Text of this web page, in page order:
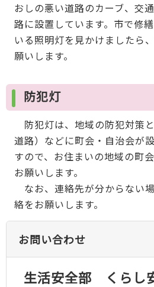
おしの悪い道路のカーブ、交
路に設置しています。市で修
いる照明灯を見かけましたら
願いします。
防犯灯
防犯灯は、地域の防犯対策
道路）などに町会・自治会が
すので、お住まいの地域の町
お願いします。
なお、連絡先が分からない
絡をお願いします。
お問い合わせ
生活安全部 くらし